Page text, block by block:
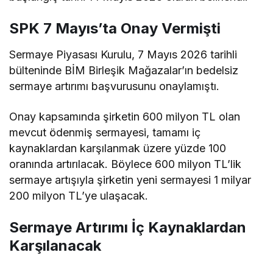
SPK 7 Mayıs’ta Onay Vermişti
Sermaye Piyasası Kurulu, 7 Mayıs 2026 tarihli
bülteninde BİM Birleşik Mağazalar’ın bedelsiz
sermaye artırımı başvurusunu onaylamıştı.
Onay kapsamında şirketin 600 milyon TL olan
mevcut ödenmiş sermayesi, tamamı iç
kaynaklardan karşılanmak üzere yüzde 100
oranında artırılacak. Böylece 600 milyon TL’lik
sermaye artışıyla şirketin yeni sermayesi 1 milyar
200 milyon TL’ye ulaşacak.
Sermaye Artırımı İç Kaynaklardan
Karşılanacak